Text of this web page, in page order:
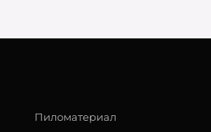
Пиломатериал